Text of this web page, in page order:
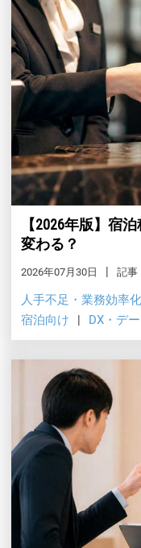
【2026年版】宿
変わる？
2026年07月30日 記事
人手不足・業務効率化
宿泊向け
DX・デ